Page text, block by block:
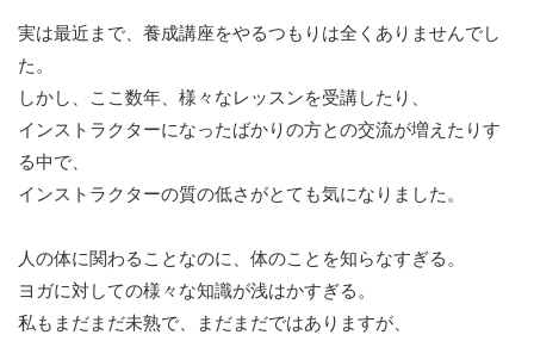
実は最近まで、養成講座をやるつもりは全くありませんでし
た。
しかし、ここ数年、様々なレッスンを受講したり、
インストラクターになったばかりの方との交流が増えたりす
る中で、
インストラクターの質の低さがとても気になりました。
人の体に関わることなのに、体のことを知らなすぎる。
ヨガに対しての様々な知識が浅はかすぎる。
私もまだまだ未熟で、まだまだではありますが、